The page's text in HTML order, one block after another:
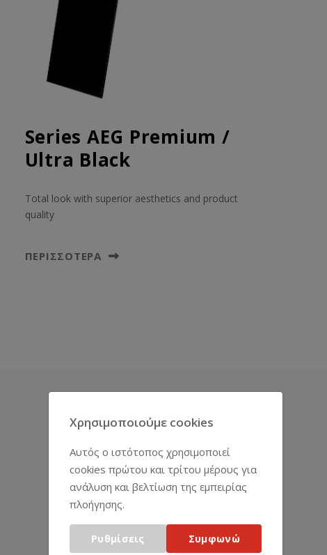
Series AEG Premium /
Ultra Black
Total look with superior aesthetics and product
quality
ΠΕΡΙΣΣΌΤΕΡΑ
ΑΝΤΙΠΡΟΣΩΠΕΊΕΣ
Χρησιμοποιούμε cookies
Αυτός ο ιστότοπος χρησιμοποιεί
cookies πρώτου και τρίτου μέρους για
ανάλυση και βελτίωση της εμπειρίας
πλοήγησης.
Ρυθμίσεις Συμφωνώ